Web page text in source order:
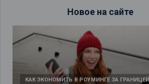
Новое на сайте
КАК ЭКОНОМИТЬ В РОУМИНГЕ ЗА ГРАНИЦЕЙ